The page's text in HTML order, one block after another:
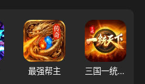
最强帮主 三国一统天下